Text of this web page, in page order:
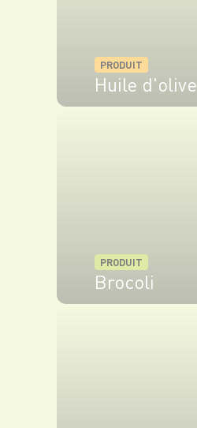
PRODUIT
Huile d'olive
PRODUIT
Brocoli